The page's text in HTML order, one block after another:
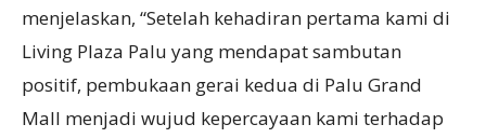
menjelaskan, “Setelah kehadiran pertama kami di
Living Plaza Palu yang mendapat sambutan
positif, pembukaan gerai kedua di Palu Grand
Mall menjadi wujud kepercayaan kami terhadap